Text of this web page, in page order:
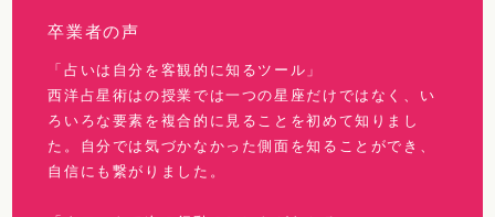
卒業者の声
「占いは自分を客観的に知るツール」
西洋占星術はの授業では一つの星座だけではなく、い
ろいろな要素を複合的に見ることを初めて知りまし
た。自分では気づかなかった側面を知ることができ、
自信にも繋がりました。